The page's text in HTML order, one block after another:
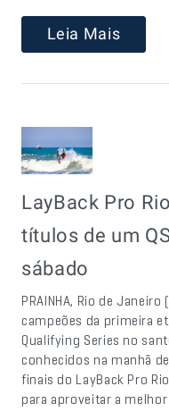
Leia Mais
LayBack Pro
títulos de um
sábado
PRAINHA, Rio de
campeões da primeira
Qualifying Series no
conhecidos na manhã
finais do LayBack Pro
para aproveitar a